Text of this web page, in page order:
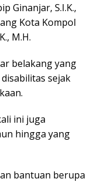
Ginanjar, S.I.K.,
Kota Kompol
M.H.
belakang yang
sejak
ini juga
hingga yang
bantuan berupa